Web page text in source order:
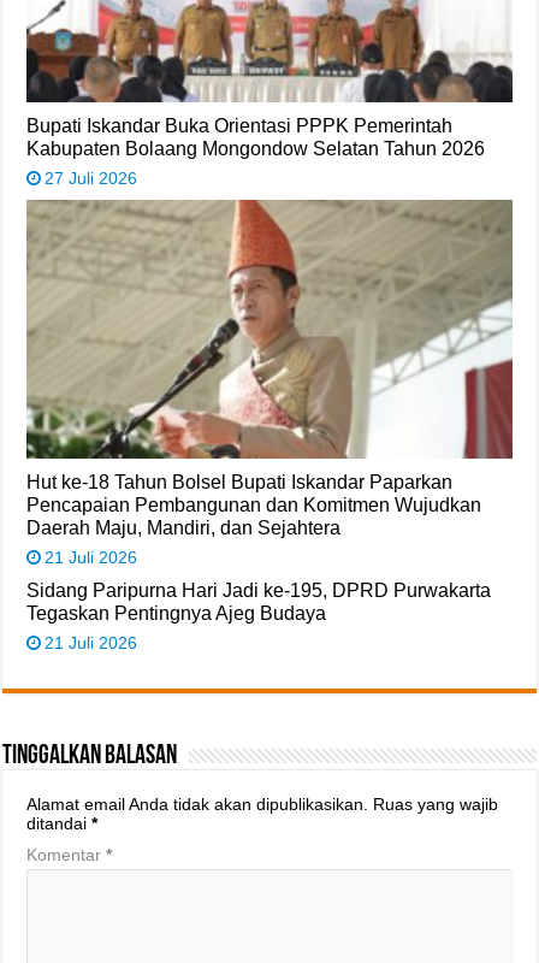
Bupati Iskandar Buka Orientasi PPPK Pemerintah
Kabupaten Bolaang Mongondow Selatan Tahun 2026
27 Juli 2026
Hut ke-18 Tahun Bolsel Bupati Iskandar Paparkan
Pencapaian Pembangunan dan Komitmen Wujudkan
Daerah Maju, Mandiri, dan Sejahtera
21 Juli 2026
Sidang Paripurna Hari Jadi ke-195, DPRD Purwakarta
Tegaskan Pentingnya Ajeg Budaya
21 Juli 2026
Tinggalkan Balasan
Alamat email Anda tidak akan dipublikasikan.
Ruas yang wajib
ditandai*
Komentar*